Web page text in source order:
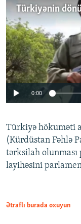
Auto
No media
0:00
Türkiyə hökuməti
(Kürdüstan Fəhlə
tərksilah olunması
layihəsini
Ətraflı burada oxuyun